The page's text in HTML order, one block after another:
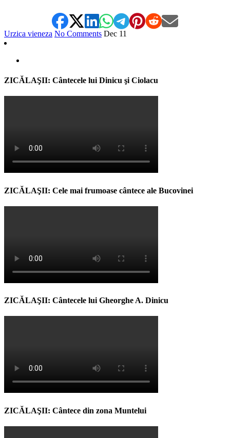
Urzica vieneza No Comments Dec 11
ZICĂLAŞII: Cântecele lui Dinicu şi Ciolacu
ZICĂLAŞII: Cele mai frumoase cântece ale Bucovinei
ZICĂLAŞII: Cântecele lui Gheorghe A. Dinicu
ZICĂLAŞII: Cântece din zona Muntelui